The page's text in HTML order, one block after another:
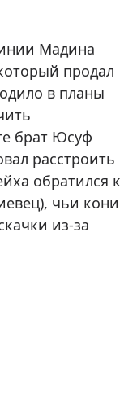
Мадина
продал
в планы
брат Юсуф
расстроить
обратился к
чьи кони
из-за